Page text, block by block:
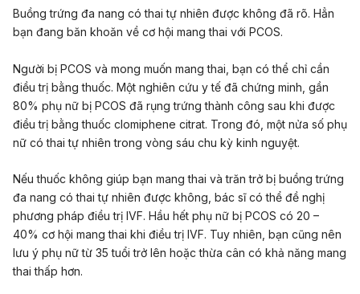
Buồng trứng đa nang có thai tự nhiên được không đã rõ. Hẳn
bạn đang băn khoăn về cơ hội mang thai với PCOS.
Người bị PCOS và mong muốn mang thai, bạn có thể chỉ cần
điều trị bằng thuốc. Một nghiên cứu y tế đã chứng minh, gần
80% phụ nữ bị PCOS đã rụng trứng thành công sau khi được
điều trị bằng thuốc clomiphene citrat. Trong đó, một nửa số phụ
nữ có thai tự nhiên trong vòng sáu chu kỳ kinh nguyệt.
Nếu thuốc không giúp bạn mang thai và trăn trở bị buồng trứng
đa nang có thai tự nhiên được không, bác sĩ có thể đề nghị
phương pháp điều trị IVF. Hầu hết phụ nữ bị PCOS có 20 –
40% cơ hội mang thai khi điều trị IVF. Tuy nhiên, bạn cũng nên
lưu ý phụ nữ từ 35 tuổi trở lên hoặc thừa cân có khả năng mang
thai thấp hơn.